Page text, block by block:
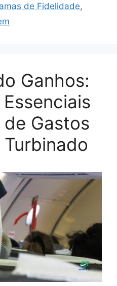
de Fidelidade,
Ganhos:
Gastos